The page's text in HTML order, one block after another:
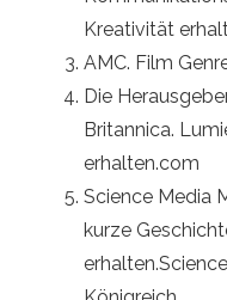
Kreativität
AMC. Film
Die
Britannica.
erhalten.com
Science Media
kurze